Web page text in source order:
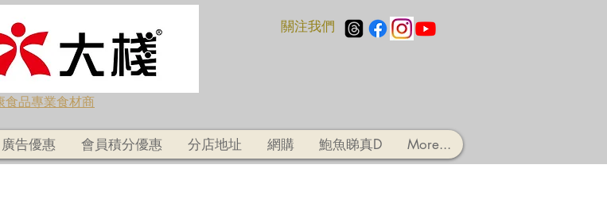
​關注我們
食品專業食材商
廣告優惠 會員積分優惠 分店地址 網購 鮑魚睇真D More...